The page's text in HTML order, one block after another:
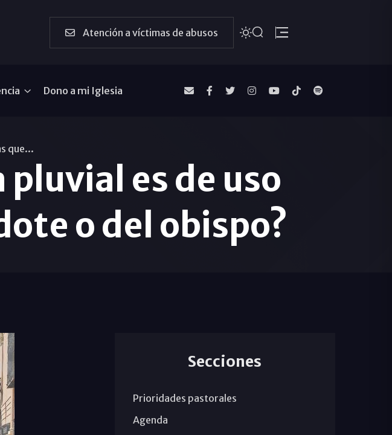
Atención a víctimas de abusos
Dono a mi Iglesia
que...
pluvial es de uso
o del obispo?
Secciones
Prioridades pastorales
Agenda